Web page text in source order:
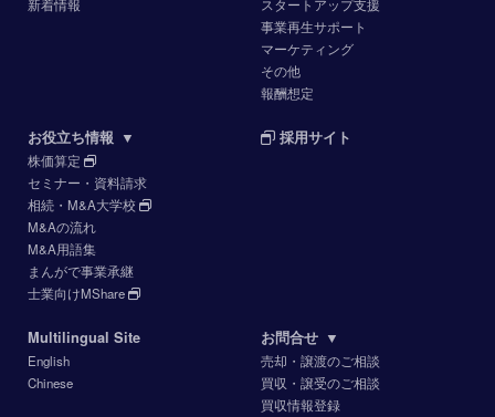
新着情報
スタートアップ支援
事業再生サポート
マーケティング
その他
報酬想定
お役立ち情報 ▼
株価算定
セミナー・資料請求
相続・M&A大学校
M&Aの流れ
M&A用語集
まんがで事業承継
士業向けMShare
採用サイト
Multilingual Site
English
Chinese
お問合せ ▼
売却・譲渡のご相談
買収・譲受のご相談
買収情報登録